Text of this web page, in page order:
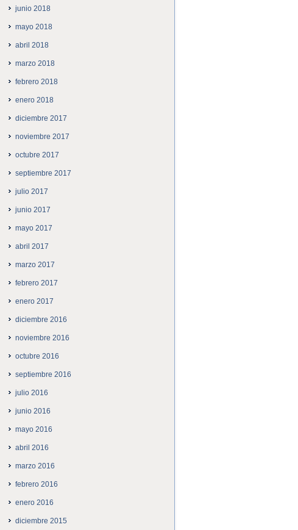
junio 2018
mayo 2018
abril 2018
marzo 2018
febrero 2018
enero 2018
diciembre 2017
noviembre 2017
octubre 2017
septiembre 2017
julio 2017
junio 2017
mayo 2017
abril 2017
marzo 2017
febrero 2017
enero 2017
diciembre 2016
noviembre 2016
octubre 2016
septiembre 2016
julio 2016
junio 2016
mayo 2016
abril 2016
marzo 2016
febrero 2016
enero 2016
diciembre 2015